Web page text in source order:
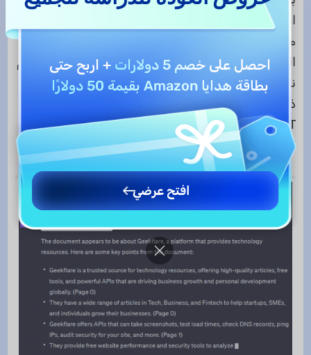
معتمدة على الذكاء الاصطناعي الأكثر شيوعًا، يجب على
المستخدمين ترقية حسابهم إلى خطة مدفوعة لاستخدام
نموذج GPT-4 وتثبيت إضافة Ask Your PDF. علاوة على
ChatGPT لأنه يعتمد عليه، ولا يوجد تطبيق منفصل
لاستخدام هذه الأداة لتحليل المستندات.
احصل علىخصم 5 دولارات
+ اربح حتى
بطاقة هدايا Amazon بقيمة 50 دولارًا
افتح عرضي